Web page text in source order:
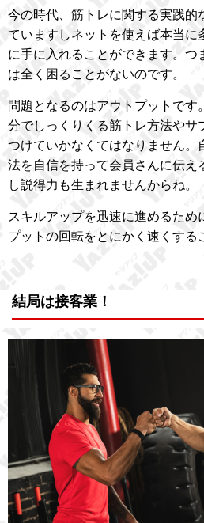
今の時代、筋トレに関する実践的
ていますしネットを使えば本当に
に手に入れることができます。つ
は全く困ることがないのです。
問題となるのはアウトプットです
分でしっくりくる筋トレ方法やサ
つけていかなくてはなりません。
法を自信を持って会員さんに伝え
し説得力も生まれませんからね。
スキルアップを迅速に進めるため
プットの回転をとにかく速くする
結局は接客業！